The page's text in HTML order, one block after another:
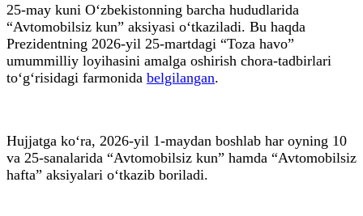
25-may kuni O‘zbekistonning barcha hududlarida
“Avtomobilsiz kun” aksiyasi o‘tkaziladi. Bu haqda
Prezidentning 2026-yil 25-martdagi “Toza havo”
umummilliy loyihasini amalga oshirish chora-tadbirlari
to‘g‘risidagi farmonida belgilangan.
Hujjatga ko‘ra, 2026-yil 1-maydan boshlab har oyning 10
va 25-sanalarida “Avtomobilsiz kun” hamda “Avtomobilsiz
hafta” aksiyalari o‘tkazib boriladi.